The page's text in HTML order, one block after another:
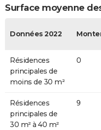
Surface moyenne
Données 2022
Résidences
principales de
moins de 30 m²
0
Résidences
principales de
30 m² à 40 m²
9